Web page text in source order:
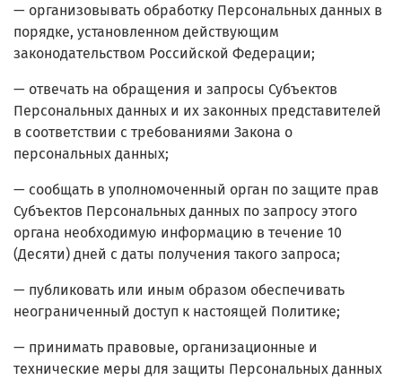
— организовывать обработку Персональных данных в
порядке, установленном действующим
законодательством Российской Федерации;
— отвечать на обращения и запросы Субъектов
Персональных данных и их законных представителей
в соответствии с требованиями Закона о
персональных данных;
— сообщать в уполномоченный орган по защите прав
Субъектов Персональных данных по запросу этого
органа необходимую информацию в течение 10
(Десяти) дней с даты получения такого запроса;
— публиковать или иным образом обеспечивать
неограниченный доступ к настоящей Политике;
— принимать правовые, организационные и
технические меры для защиты Персональных данных